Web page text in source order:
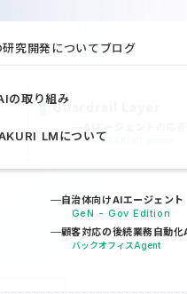
Guardrail Layer
AIエージェントの応
KARAKURI sensor
自治体向けAIエージェント
GeN - Gov Edition
顧客対応の後続業務自動化
バックオフィスAgent
の取り組み
LMについて
研究開発についてブログ